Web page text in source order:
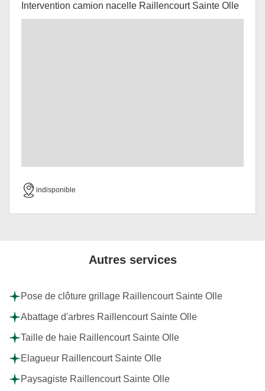
Intervention camion nacelle Raillencourt Sainte Olle
indisponible
Autres services
Pose de clôture grillage Raillencourt Sainte Olle
Abattage d'arbres Raillencourt Sainte Olle
Taille de haie Raillencourt Sainte Olle
Elagueur Raillencourt Sainte Olle
Paysagiste Raillencourt Sainte Olle